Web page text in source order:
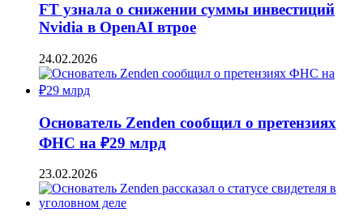
FT узнала о снижении суммы инвестиций
Nvidia в OpenAI втрое
24.02.2026
Основатель Zenden сообщил о претензиях
ФНС на ₽29 млрд
23.02.2026